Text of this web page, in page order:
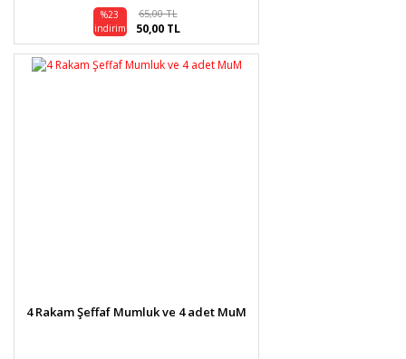
%23
indirim
65,00 TL
50,00 TL
4 Rakam Şeffaf Mumluk ve 4 adet MuM